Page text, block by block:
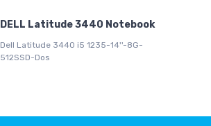
DELL Latitude 3440 Notebook
Dell Latitude 3440 i5 1235-14''-8G-
512SSD-Dos